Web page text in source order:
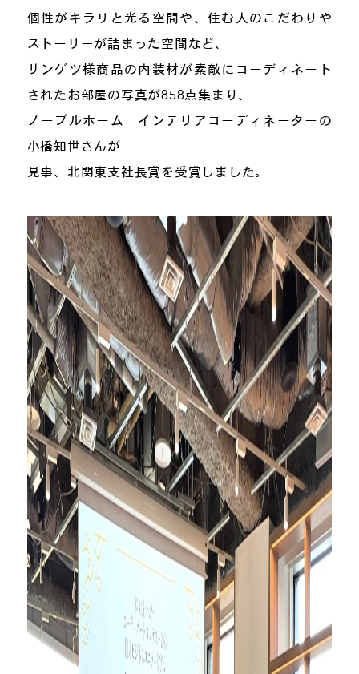
個性がキラリと光る空間や、住む人のこだわりや
ストーリーが詰まった空間など、
サンゲツ様商品の内装材が素敵にコーディネート
されたお部屋の写真が858点集まり、
ノーブルホーム インテリアコーディネーターの
小橋知世さんが
見事、北関東支社長賞を受賞しました。